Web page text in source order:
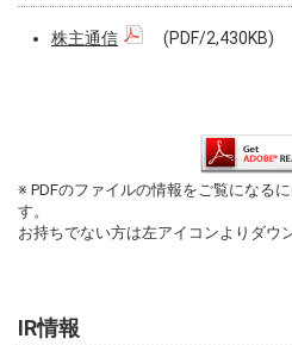
株主通信 (PDF/2,430KB)
※ PDFのファイルの情報をご覧になる
す。
お持ちでない方は左アイコンよりダウ
IR情報